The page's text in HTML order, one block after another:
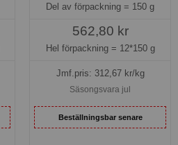
Del av förpackning = 150 g
562,80 kr
Hel förpackning = 12*150 g
Jmf.pris: 312,67kr/kg
Säsongsvara jul
Beställningsbar senare